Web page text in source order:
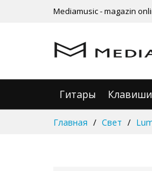
Mediamusic - magazin
Гитары Клавиши
Главная Свет